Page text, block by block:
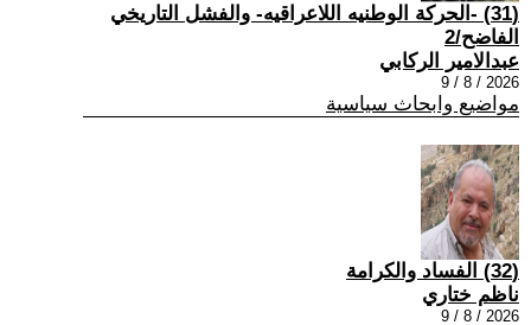
(31) -الحركة الوطنيه اللاعراقيه- والفشل التاريخي
الفاضح/2
عبدالامير الركابي
2026 / 8 / 9
مواضيع وابحاث سياسية
(32) الفساد والكرامة
ناظم ختاري
2026 / 8 / 9